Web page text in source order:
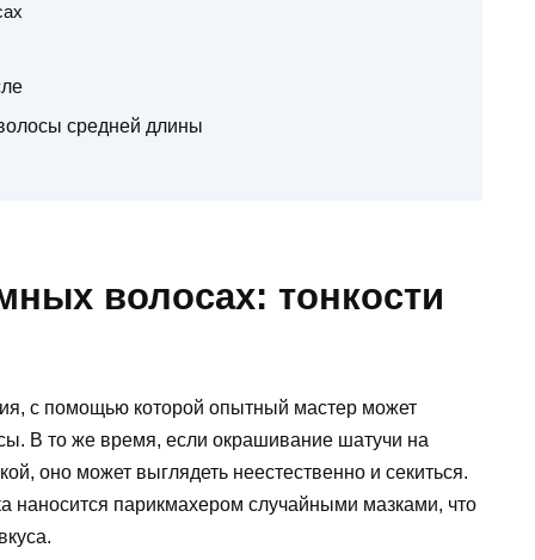
средней длины
волосах: тонкости
с помощью которой опытный мастер может
В то же время, если окрашивание шатучи на
оно может выглядеть неестественно и секиться.
наносится парикмахером случайными мазками, что